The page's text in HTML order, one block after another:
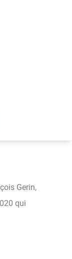
Gerin,
qui